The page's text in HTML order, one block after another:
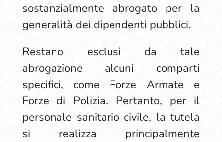
sostanzialmente abrogato per la
generalità dei dipendenti pubblici.
Restano esclusi da tale
abrogazione alcuni comparti
specifici, come Forze Armate e
Forze di Polizia. Pertanto, per il
personale sanitario civile, la tutela
si realizza principalmente